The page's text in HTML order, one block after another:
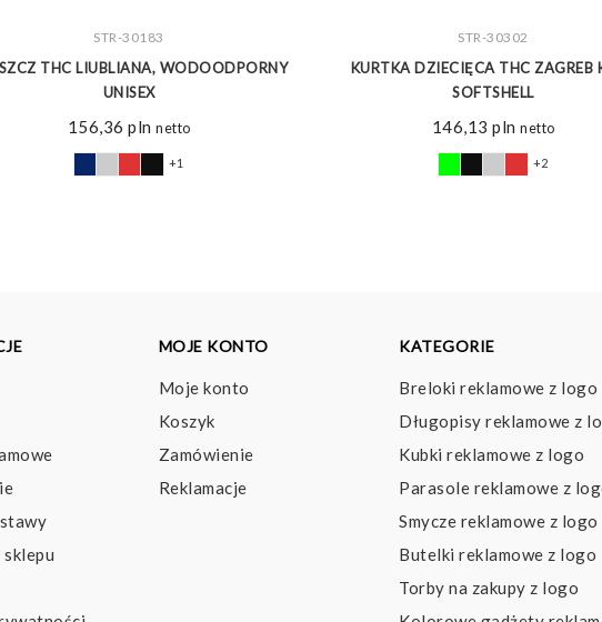
ZOBACZ WIĘCEJ
STR-30183
THC LIUBLIANA, WODOODPORNY
UNISEX
156,36 pln netto
+1
ZOBACZ WIĘCEJ
STR-30302
KURTKA DZIECIĘCA THC ZAGREB
SOFTSHELL
146,13 pln netto
+2
sklepu
MOJE KONTO
Moje konto
Koszyk
Zamówienie
Reklamacje
KATEGORIE
Breloki reklamowe z logo
Długopisy reklamowe z
Kubki reklamowe z logo
Parasole reklamowe z
Smycze reklamowe z logo
Butelki reklamowe z logo
Torby na zakupy z logo